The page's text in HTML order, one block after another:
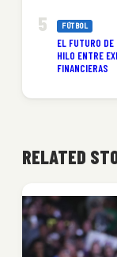
FÚTBOL
EL FUTURO DE
HILO ENTRE
FINANCIERAS
RELATED